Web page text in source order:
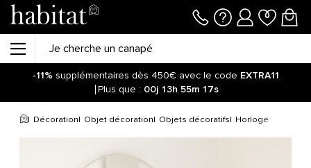
-11% supplémentaires dès 450€ avec le code EXTRA11
Plus que : 00j 13h 55m 17s
Décoration Objet décoration Objets décoratifs Horloge